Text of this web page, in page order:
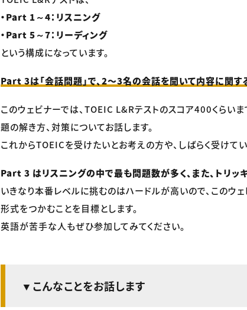
・Part 1～4：リスニング
・Part 5～7：リーディング
という構成になっています。
Part 3は「会話問題」で、2〜3名の会話を聞いて内容に関す
このウェビナーでは、TOEIC L&Rテストのスコア400くらい
題の解き方、対策についてお話します。
これからTOEICを受けたいとお考えの方や、しばらく受けて
Part 3 はリスニングの中で最も問題数が多く、また、トリ
いきなり本番レベルに挑むのはハードルが高いので、このウ
形式をつかむことを目標とします。
英語が苦手な人もぜひ参加してみてください。
▼こんなことをお話します